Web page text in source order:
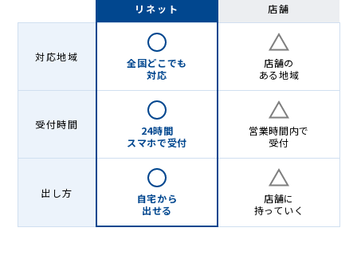
リネット 店舗
対応地域
全国どこでも
対応
店舗の
ある地域
受付時間
24時間
スマホで受付
営業時間内で
受付
出し方
自宅から
出せる
店舗に
持っていく